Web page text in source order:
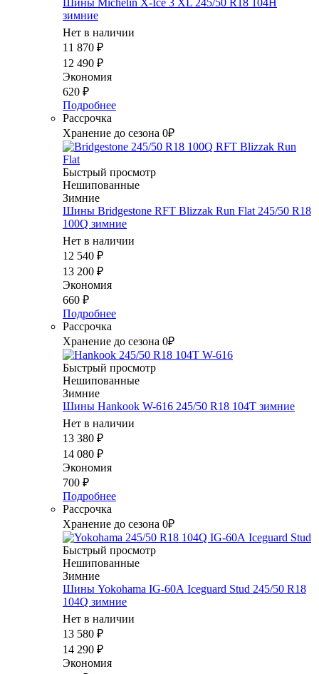
Шины Michelin X-Ice 3 XL 245/50 R18 104H
зимние
Нет в наличии
11 870 ₽
12 490 ₽
Экономия
620 ₽
Подробнее
Рассрочка
Хранение до сезона 0₽
Быстрый просмотр
Нешипованные
Зимние
Шины Bridgestone RFT Blizzak Run Flat 245/50 R18
100Q зимние
Нет в наличии
12 540 ₽
13 200 ₽
Экономия
660 ₽
Подробнее
Рассрочка
Хранение до сезона 0₽
Быстрый просмотр
Нешипованные
Зимние
Шины Hankook W-616 245/50 R18 104T зимние
Нет в наличии
13 380 ₽
14 080 ₽
Экономия
700 ₽
Подробнее
Рассрочка
Хранение до сезона 0₽
Быстрый просмотр
Нешипованные
Зимние
Шины Yokohama IG-60А Iceguard Stud 245/50 R18
104Q зимние
Нет в наличии
13 580 ₽
14 290 ₽
Экономия